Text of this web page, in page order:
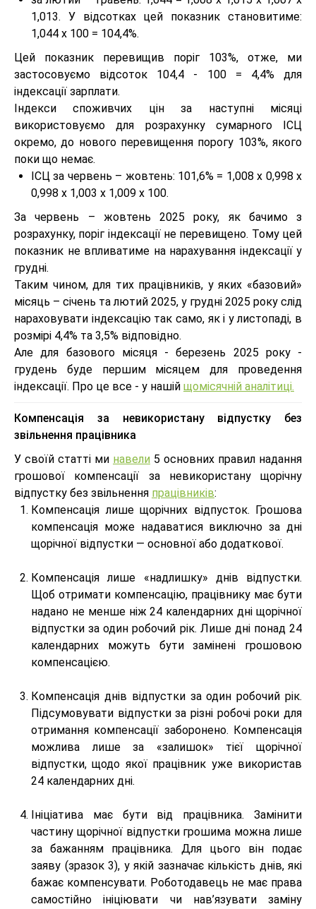
1,013. У відсотках цей показник становитиме:
1,044 х 100 = 104,4%.
Цей показник перевищив поріг 103%, отже, ми
застосовуємо відсоток 104,4 - 100 = 4,4% для
індексації зарплати.
Індекси споживчих цін за наступні місяці
використовуємо для розрахунку сумарного ІСЦ
окремо, до нового перевищення порогу 103%, якого
поки що немає.
ІСЦ за червень – жовтень: 101,6% = 1,008 х 0,998 х
0,998 х 1,003 х 1,009 х 100.
За червень – жовтень 2025 року, як бачимо з
розрахунку, поріг індексації не перевищено. Тому цей
показник не впливатиме на нарахування індексації у
грудні.
Таким чином, для тих працівників, у яких «базовий»
місяць – січень та лютий 2025, у грудні 2025 року слід
нараховувати індексацію так само, як і у листопаді, в
розмірі 4,4% та 3,5% відповідно.
Але для базового місяця - березень 2025 року -
грудень буде першим місяцем для проведення
індексації. Про це все - у нашій щомісячній аналітиці.
Компенсація за невикористану відпустку без
звільнення працівника
У своїй статті ми навели 5 основних правил надання
грошової компенсації за невикористану щорічну
відпустку без звільнення працівників:
Компенсація лише щорічних відпусток. Грошова
компенсація може надаватися виключно за дні
щорічної відпустки — основної або додаткової.
Компенсація лише «надлишку» днів відпустки.
Щоб отримати компенсацію, працівнику має бути
надано не менше ніж 24 календарних дні щорічної
відпустки за один робочий рік. Лише дні понад 24
календарних можуть бути замінені грошовою
компенсацією.
Компенсація днів відпустки за один робочий рік.
Підсумовувати відпустки за різні робочі роки для
отримання компенсації заборонено. Компенсація
можлива лише за «залишок» тієї щорічної
відпустки, щодо якої працівник уже використав
24 календарних дні.
Ініціатива має бути від працівника. Замінити
частину щорічної відпустки грошима можна лише
за бажанням працівника. Для цього він подає
заяву (зразок 3), у якій зазначає кількість днів, які
бажає компенсувати. Роботодавець не має права
самостійно ініціювати чи нав’язувати заміну